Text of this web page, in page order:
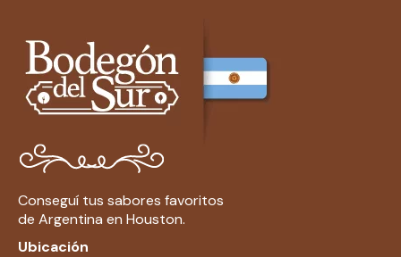
Conseguí tus sabores favoritos
de Argentina en Houston.
Ubicación